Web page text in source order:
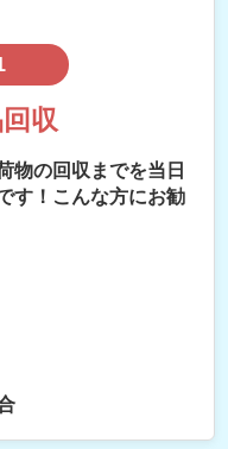
収
物の回収までを当日
す！こんな方にお勧